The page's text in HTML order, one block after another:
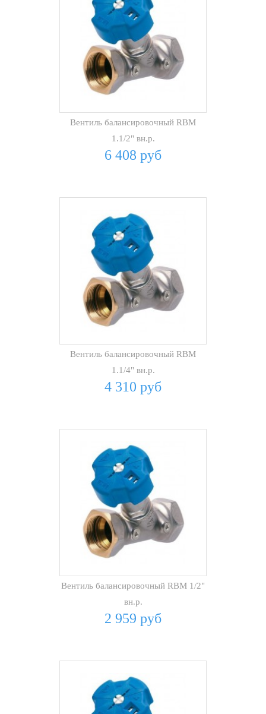
Вентиль балансировочный RBM
1.1/2" вн.р.
6 408 руб
Вентиль балансировочный RBM
1.1/4" вн.р.
4 310 руб
Вентиль балансировочный RBM 1/2"
вн.р.
2 959 руб